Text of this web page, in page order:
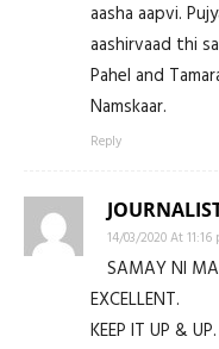
aasha aapvi.
aashirvaad thi
Pahel and
Namskaar.
Reply
14/03/2020 At 11:16
SAMAY NI
EXCELLENT.
KEEP IT UP & UP.